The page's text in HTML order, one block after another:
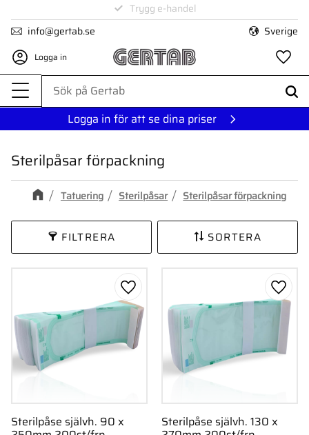
Meny
Trygg e-handel
1-3 dagars leverans
info@gertab.se
Sverige
Logga in
Logga in för att se dina priser
Sterilpåsar förpackning
Tatuering Sterilpåsar Sterilpåsar förpackning
FILTRERA SORTERA
Sterilpåse självh. 90 x
Lägg till i favoriter
Sterilpåse självh. 130 x
Lägg